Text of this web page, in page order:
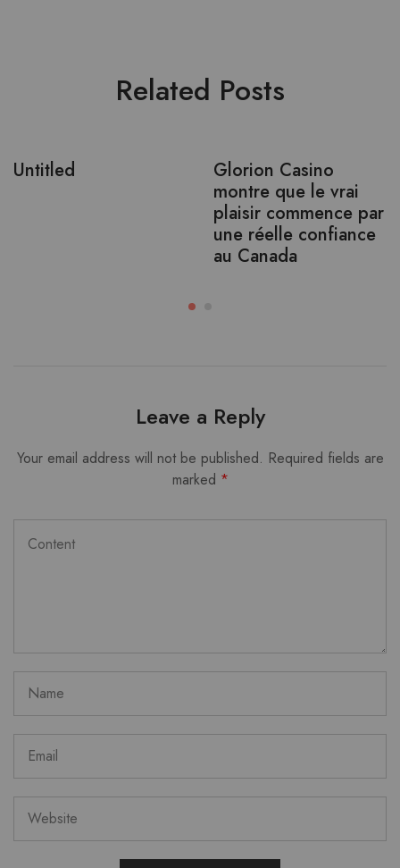
Related Posts
Untitled
Glorion Casino
montre que le vrai
plaisir commence par
une réelle confiance
au Canada
Leave a Reply
Your email address will not be published. Required fields are
marked *